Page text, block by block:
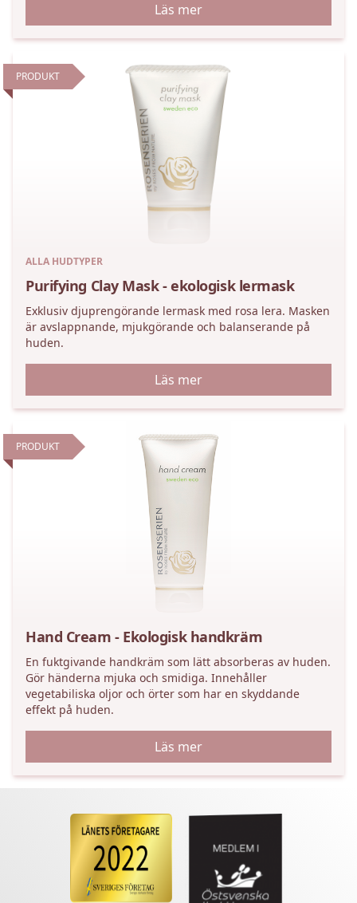
Läs mer
PRODUKT
ALLA HUDTYPER
Purifying Clay Mask - ekologisk lermask
Exklusiv djuprengörande lermask med rosa lera. Masken
är avslappnande, mjukgörande och balanserande på
huden.
Läs mer
PRODUKT
Hand Cream - Ekologisk handkräm
En fuktgivande handkräm som lätt absorberas av huden.
Gör händerna mjuka och smidiga. Innehåller
vegetabiliska oljor och örter som har en skyddande
effekt på huden.
Läs mer